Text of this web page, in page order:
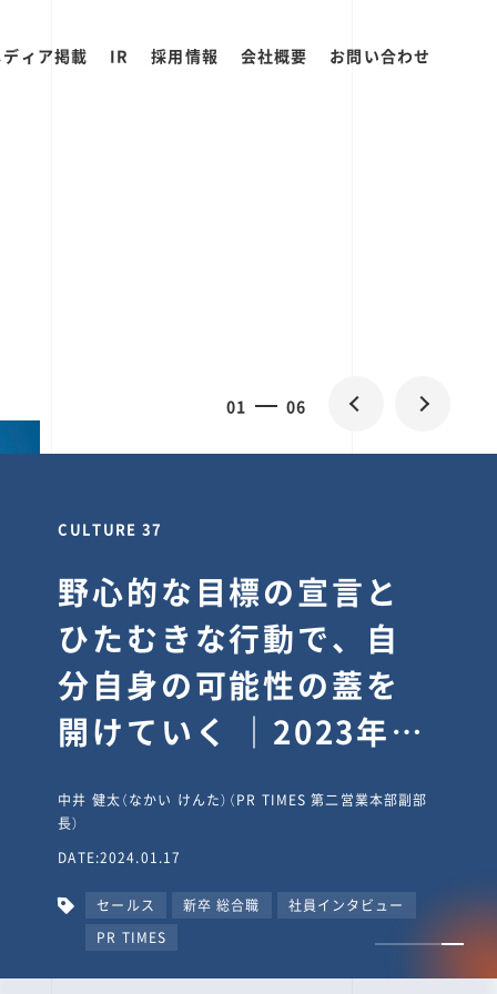
ィア掲載 IR 採用情報 会社概要 お問い合わせ
01 06
CULTURE 37
野心的な目標の宣言と
ひたむきな行動で、自
分自身の可能性の蓋を
開けていく ｜2023年度
タビュー #PR
TIMESな人たち
中井 健太（なかい けんた）（PR TIMES 第二営業本部副部
長）
DATE:2024.01.17
セールス 新卒 総合職
社員インタビュー
PR TIMES